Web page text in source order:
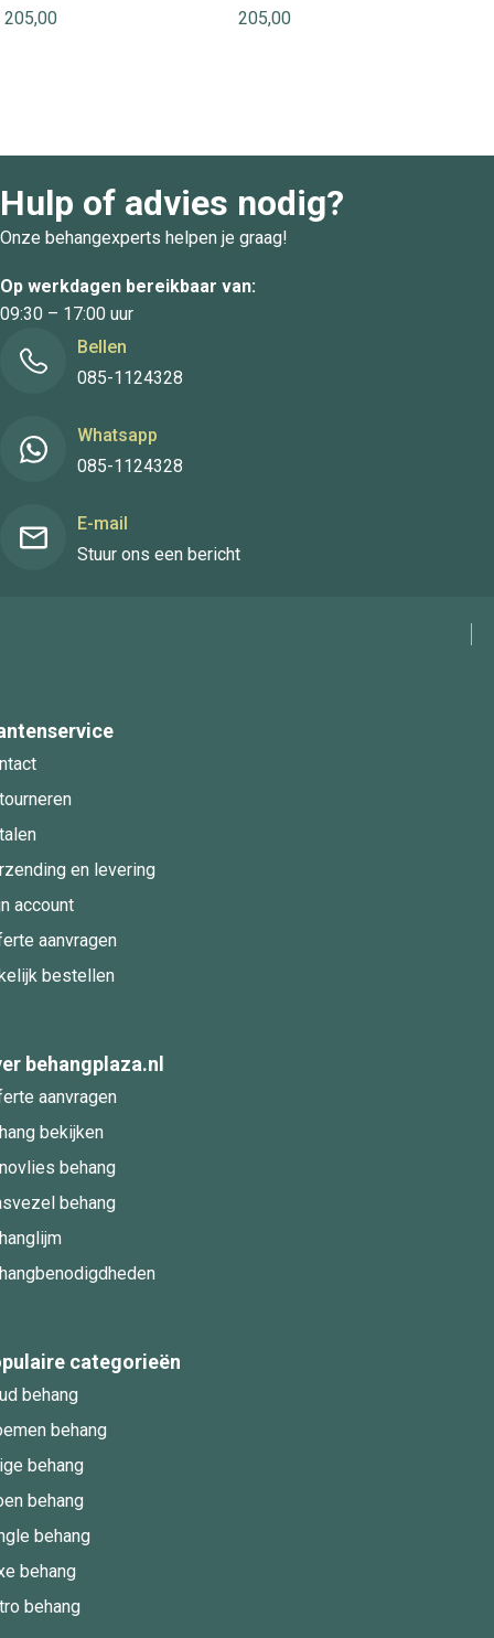
205,00
205,00
Hulp of advies nodig?
Onze behangexperts helpen je graag!
Op werkdagen bereikbaar van:
09:30 – 17:00 uur
Bellen
085-1124328
Whatsapp
085-1124328
E-mail
Stuur ons een bericht
en levering
account
aanvragen
bestellen
behangplaza.nl
aanvragen
bekijken
behang
behang
categorieën
behang
behang
behang
behang
behang
behang
behang